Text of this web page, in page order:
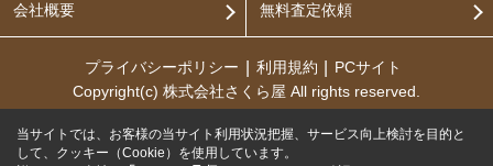
会社概要 無料査定依頼
プライバシーポリシー 利用規約
PCサイト
Copyright(c) 株式会社さくら屋 All rights reserved.
当サイトでは、お客様の当サイト利用状況把握、サービス向上検討を目的と
して、クッキー（Cookie）を使用しています。